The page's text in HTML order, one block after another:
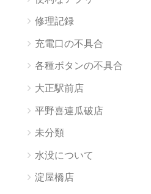
修理記録
充電口の不具合
各種ボタンの不具合
大正駅前店
平野喜連瓜破店
未分類
水没について
淀屋橋店